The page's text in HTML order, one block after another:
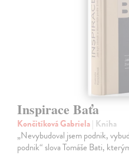
Inspirace Baťa
Končitíková Gabriela| Kniha
„Nevybudoval jsem podnik,
podnik“ slova Tomáše Bati,